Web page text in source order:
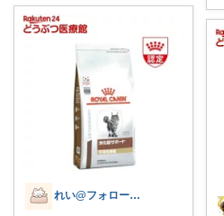
れい@フォロー＆経由購入感謝です♪